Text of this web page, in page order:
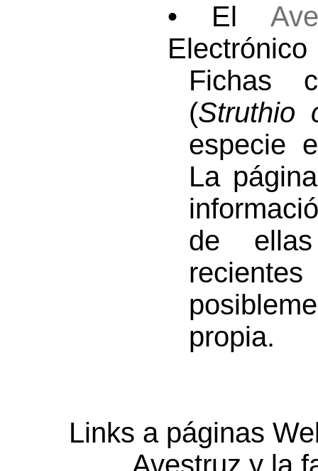
• El
Electrónico
Fichas
(Struthio
especie
La
de
propia.
Links a páginas
Avestruz y la